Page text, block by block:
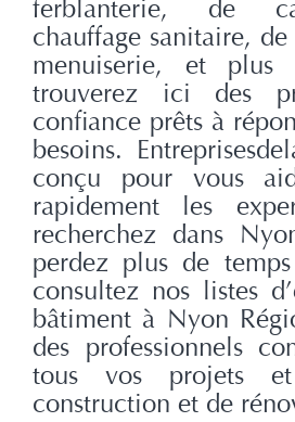
ferblanterie, de
chauffage sanitaire,
menuiserie, et plus
trouverez ici des
confiance prêts à
besoins.
conçu pour vous
rapidement les
recherchez dans
perdez plus de
consultez nos listes
bâtiment à Nyon
des professionnels
tous vos projets
construction et de